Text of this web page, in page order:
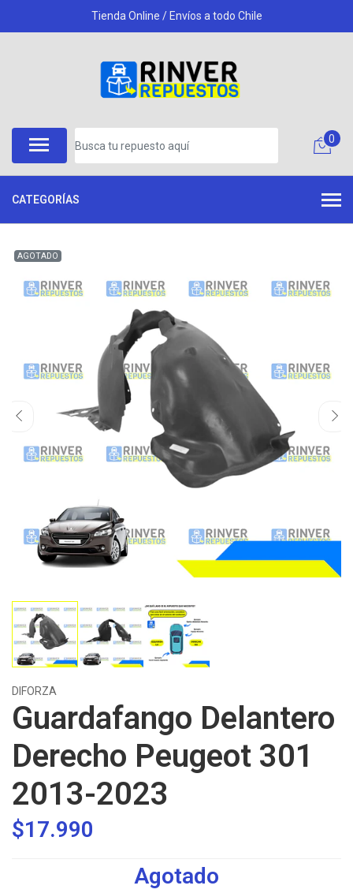
Tienda Online / Envíos a todo Chile
0
CATEGORÍAS
AGOTADO
DIFORZA
Guardafango Delantero
Derecho Peugeot 301
2013-2023
$17.990
Agotado